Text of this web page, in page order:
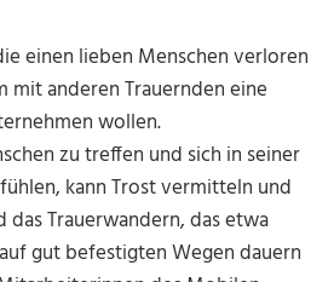
einen lieben Menschen verloren
mit anderen Trauernden eine
wollen.
zu treffen und sich in seiner
kann Trost vermitteln und
Trauerwandern, das etwa
gut befestigten Wegen dauern